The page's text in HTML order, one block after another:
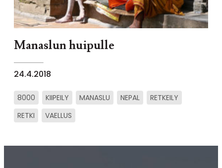
Manaslun huipulle
24.4.2018
8000 KIIPEILY MANASLU NEPAL
RETKEILY
RETKI
VAELLUS